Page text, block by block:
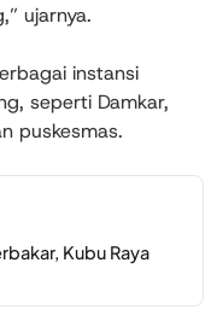
ujarnya.
instansi
seperti Damkar,
puskesmas.
Kubu Raya